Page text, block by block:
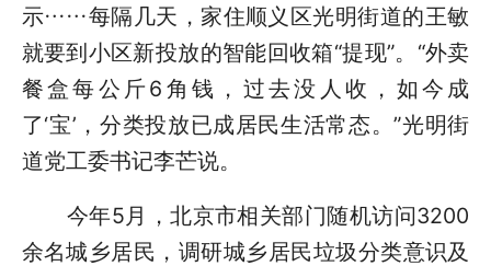
示……每隔几天，家住顺义区光明街道的王敏
就要到小区新投放的智能回收箱“提现”。“外卖
餐盒每公斤6角钱，过去没人收，如今成
了‘宝’，分类投放已成居民生活常态。”光明街
道党工委书记李芒说。
今年5月，北京市相关部门随机访问3200
余名城乡居民，调研城乡居民垃圾分类意识及